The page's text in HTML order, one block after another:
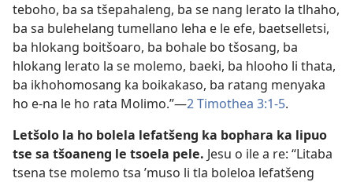
teboho, ba sa tšepahaleng, ba se nang lerato la tlhaho,
ba sa bulehelang tumellano leha e le efe, baetselletsi,
ba hlokang boitšoaro, ba bohale bo tšosang, ba
hlokang lerato la se molemo, baeki, ba hlooho li thata,
ba ikhohomosang ka boikakaso, ba ratang menyaka
ho e-na le ho rata Molimo.”—2 Timothea 3:1-5.
Letšolo la ho bolela lefatšeng ka bophara ka lipuo
tse sa tšoaneng le tsoela pele. Jesu o ile a re: “Litaba
tsena tse molemo tsa ’muso li tla boleloa lefatšeng